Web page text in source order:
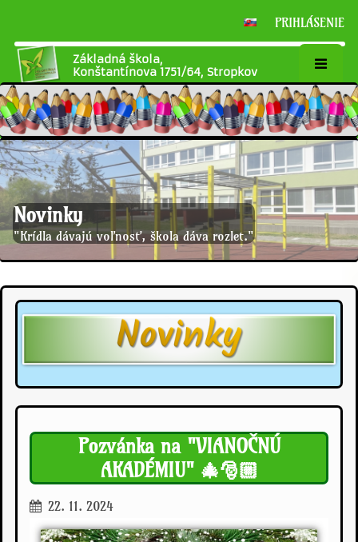
PRIHLÁSENIE
Základná škola,
Konštantínova 1751/64, Stropkov
Novinky
"Krídla dávajú voľnosť, škola dáva rozlet."
Novinky
Pozvánka na "VIANOČNÚ
AKADÉMIU" 🎄🎅🏼
22. 11. 2024